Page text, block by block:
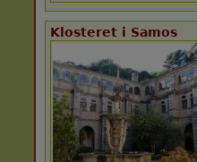
Klosteret i Samos